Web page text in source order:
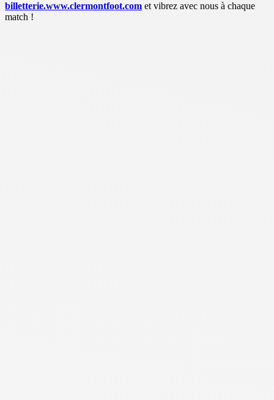
billetterie.www.clermontfoot.com et vibrez avec nous à chaque
match !